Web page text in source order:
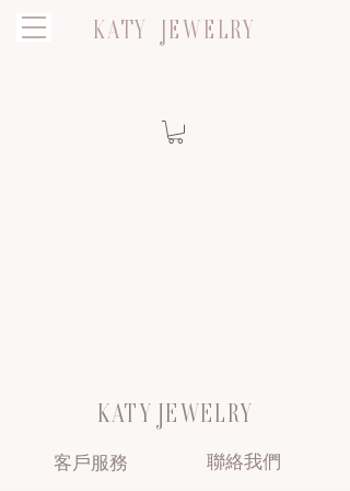
KATY JEWELRY
KATY JEWELRY
客戶服務 聯絡我們